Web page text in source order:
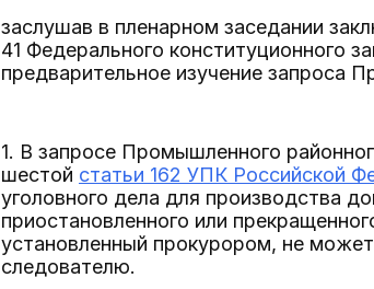
заслушав в пленарном заседании
41 Федерального конституционного
предварительное изучение запроса
1. В запросе Промышленного
шестой статьи 162 УПК Российской
уголовного дела для производства
приостановленного или
установленный прокурором, не
следователю.